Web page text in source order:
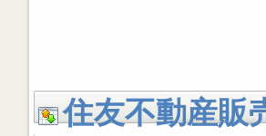
住友不動産販